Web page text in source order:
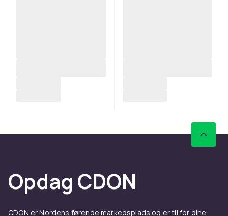
Opdag CDON
CDON er Nordens førende markedsplads og er til for dine